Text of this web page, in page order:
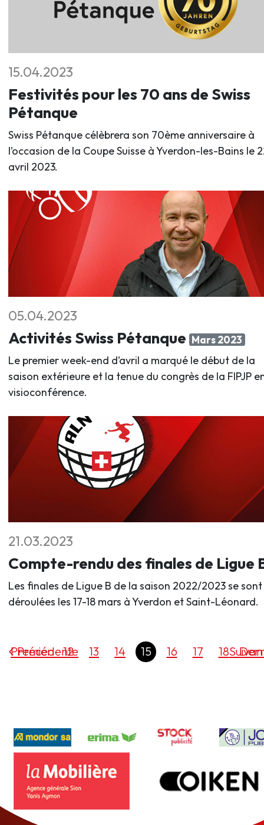
15.04.2023
Festivités pour les 70 ans de Swiss
Pétanque
Swiss Pétanque célèbrera son 70ème anniversaire à
l’occasion de la Coupe Suisse à Yverdon-les-Bains le
avril 2023.
05.04.2023
Activités Swiss Pétanque Mars 2023
Le premier week-end d’avril a marqué le début de la
saison extérieure et la tenue du congrès de la FIPJP
visioconférence.
21.03.2023
Compte-rendu des finales de Ligue
Les finales de Ligue B de la saison 2022/2023 se sont
déroulées les 17-18 mars à Yverdon et Saint-Léonard.
Précédente
Premier 12 13 14 15 16 17 18